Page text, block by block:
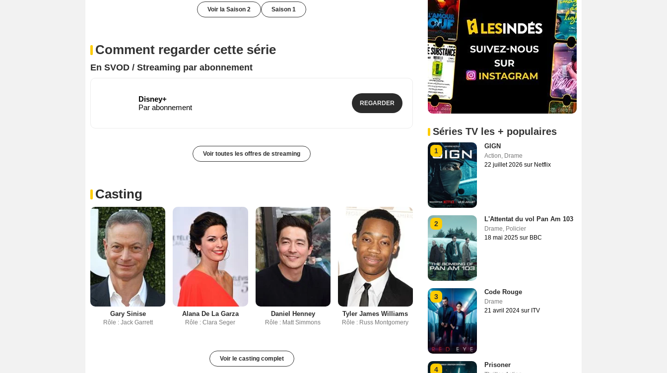
Voir la Saison 2 Saison 1
Comment regarder cette série
En SVOD / Streaming par abonnement
Disney+
Par abonnement
REGARDER
Voir toutes les offres de streaming
Casting
Gary Sinise
Rôle : Jack Garrett
Alana De La Garza
Rôle : Clara Seger
Daniel Henney
Rôle : Matt Simmons
Tyler James Williams
Rôle : Russ Montgomery
Voir le casting complet
Séries TV les + populaires
1
GIGN
Action, Drame
22 juillet 2026 sur Netflix
2
L'Attentat du vol Pan Am 103
Drame, Policier
18 mai 2025 sur BBC
3
Code Rouge
Drame
21 avril 2024 sur ITV
4
Prisoner